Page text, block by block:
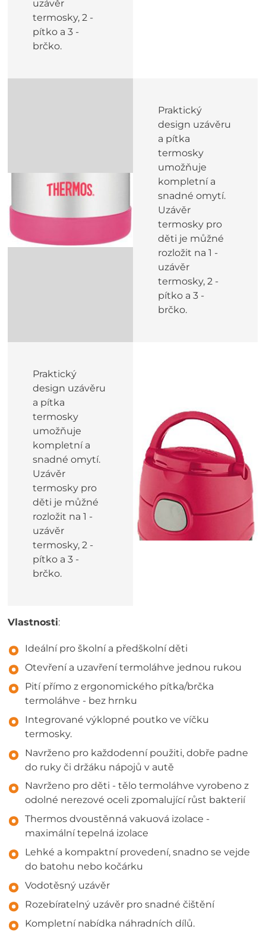
uzávěr
termosky, 2 -
pítko a 3 -
brčko.
Praktický
design uzávěru
a pítka
termosky
umožňuje
kompletní a
snadné omytí.
Uzávěr
termosky pro
děti je můžné
rozložit na 1 -
uzávěr
termosky, 2 -
pítko a 3 -
brčko.
Praktický
design uzávěru
a pítka
termosky
umožňuje
kompletní a
snadné omytí.
Uzávěr
termosky pro
děti je můžné
rozložit na 1 -
uzávěr
termosky, 2 -
pítko a 3 -
brčko.
Vlastnosti:
Ideální pro školní a předškolní děti
Otevření a uzavření termoláhve jednou rukou
Pití přímo z ergonomického pítka/brčka
termoláhve - bez hrnku
Integrované výklopné poutko ve víčku
termosky.
Navrženo pro každodenní použiti, dobře padne
do ruky či držáku nápojů v autě
Navrženo pro děti - tělo termoláhve vyrobeno z
odolné nerezové oceli zpomalující růst bakterií
Thermos dvoustěnná vakuová izolace -
maximální tepelná izolace
Lehké a kompaktní provedení, snadno se vejde
do batohu nebo kočárku
Vodotěsný uzávěr
Rozebíratelný uzávěr pro snadné čištění
Kompletní nabídka náhradních dílů.